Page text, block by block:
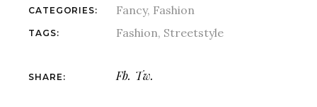
CATEGORIES: Fancy, Fashion
TAGS: Fashion, Streetstyle
SHARE: Fb. Tw.